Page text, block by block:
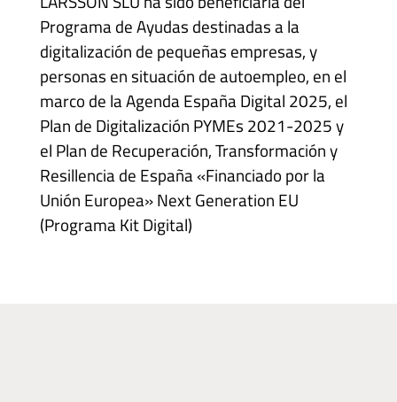
Programa de Ayudas destinadas a la
digitalización de pequeñas empresas, y
personas en situación de autoempleo, en el
marco de la Agenda España Digital 2025, el
Plan de Digitalización PYMEs 2021-2025 y
el Plan de Recuperación, Transformación y
Resillencia de España «Financiado por la
Unión Europea» Next Generation EU
(Programa Kit Digital)